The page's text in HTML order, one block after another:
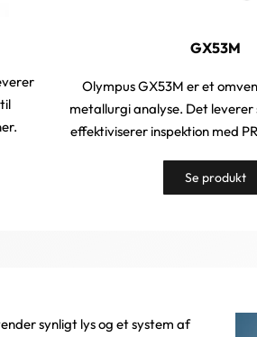
GX53M
Olympus GX53M er et
metallurgi analyse. Det leverer
effektiviserer inspektion med
Se produkt
synligt lys og et system af